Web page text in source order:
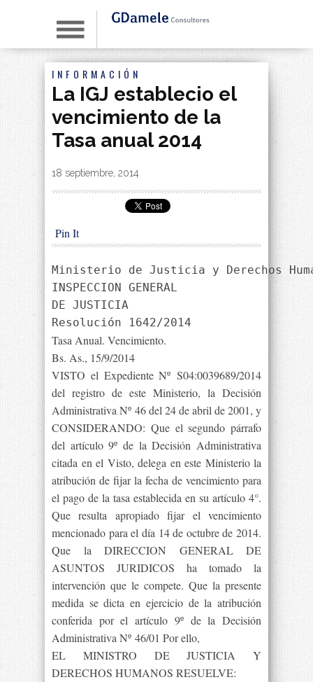
INFORMACIÓN
La IGJ establecio el
vencimiento de la
Tasa anual 2014
By|
18 septiembre, 2014
Pin It
Ministerio de Justicia y Derechos
INSPECCION GENERAL
Resolución 1642/2014
Tasa Anual. Vencimiento.
Bs. As., 15/9/2014
VISTO el Expediente Nº S04:0039689/2014
del registro de este Ministerio, la Decisión
Administrativa Nº 46 del 24 de abril de 2001, y
CONSIDERANDO: Que el segundo párrafo
del artículo 9º de la Decisión Administrativa
citada en el Visto, delega en este Ministerio la
atribución de fijar la fecha de vencimiento para
el pago de la tasa establecida en su artículo 4°.
Que resulta apropiado fijar el vencimiento
mencionado para el día 14 de octubre de 2014.
Que la DIRECCION GENERAL DE
ASUNTOS JURIDICOS ha tomado la
intervención que le compete. Que la presente
medida se dicta en ejercicio de la atribución
conferida por el artículo 9º de la Decisión
Administrativa Nº 46/01 Por ello,
EL MINISTRO DE JUSTICIA Y
DERECHOS HUMANOS RESUELVE: